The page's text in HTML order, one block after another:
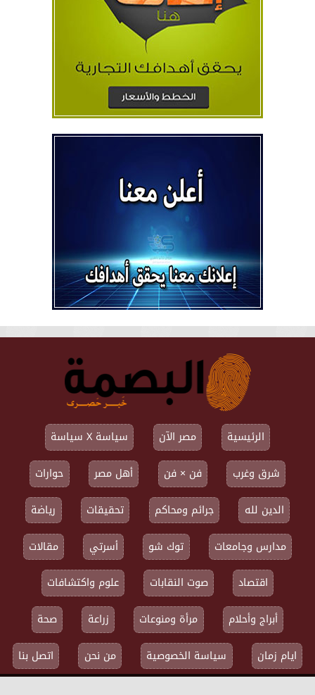
الرئيسية مصر الآن
سياسة X سياسة
شرق وغرب
فن × فن أهل مصر
حوارات
الدين لله
جرائم ومحاكم تحقيقات
رياضة
مدارس وجامعات
توك شو أسرتي
مقالات
اقتصاد
صوت النقابات
علوم واكتشافات
أبراج وأحلام
مرأة ومنوعات زراعة
صحة
ايام زمان
سياسة الخصوصية من نحن اتصل بنا